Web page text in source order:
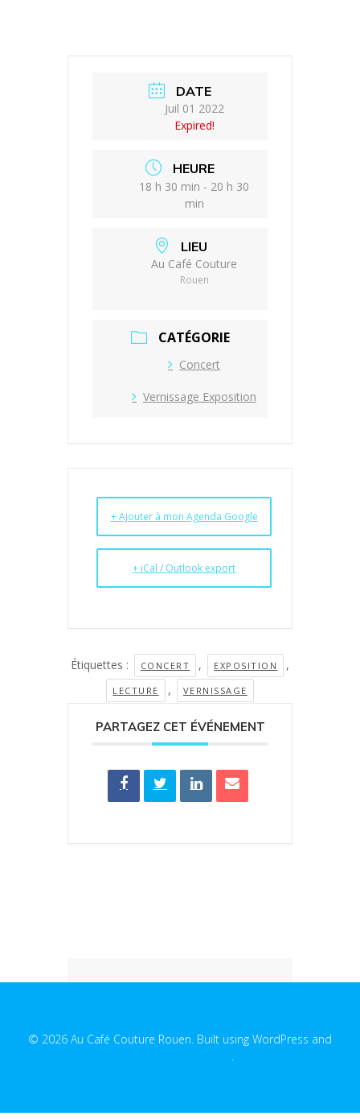
DATE
Juil 01 2022
Expired!
HEURE
18 h 30 min - 20 h 30
min
LIEU
Au Café Couture
Rouen
CATÉGORIE
Concert
Vernissage Exposition
+ Ajouter à mon Agenda Google
+ iCal / Outlook export
Étiquettes : CONCERT , EXPOSITION ,
LECTURE , VERNISSAGE
PARTAGEZ CET ÉVÉNEMENT
© 2026 Au Café Couture Rouen. Built using WordPress and